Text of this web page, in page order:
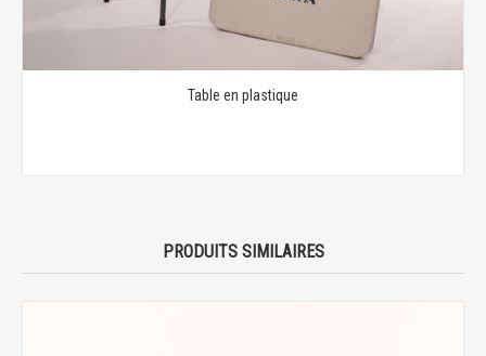
Table en plastique
PRODUITS SIMILAIRES